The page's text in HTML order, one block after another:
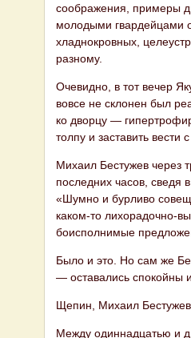
соображения, примеры
молодыми гвар​дейцами
хладнокровных,
разному.
Очевидно, в тот вечер
вовсе не скло​нен был
ко дворцу —
толпу и заставить вести
Михаил Бестужев через
последних часов, сведя
«Шумно и бурливо
каком-то лихорадочно-
боисполнимые
Было и это. Но сам же
— остава​лись спокойны
Щепин, Михаил Бестужев
Между одиннадцатью и